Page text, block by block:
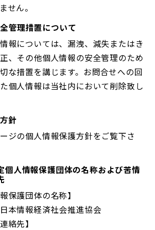
せん。
管理措置について
報については、漏洩、減失またはき
、その他個人情報の安全管理のため
な措置を講じます。お問合せへの回
個人情報は当社内において削除致し
針
ジの個人情報保護方針をご覧下さ
個人情報保護団体の名称および苦情
保護団体の名称】
本情報経済社会推進協会
絡先】